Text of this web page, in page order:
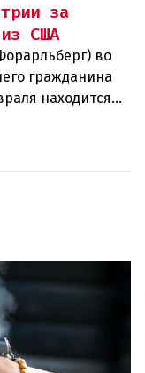
за
США
во
гражданина
находится
на протяжении